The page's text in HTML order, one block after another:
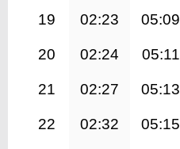
19 02:23 05:09
20 02:24 05:11
21 02:27 05:13
22 02:32 05:15